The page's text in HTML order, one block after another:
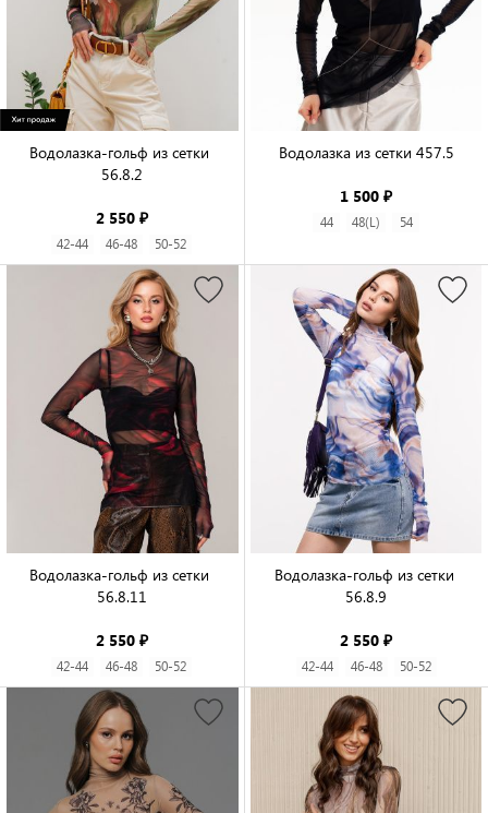
Водолазка-гольф из сетки
56.8.2
2 550 ₽
42-44 46-48 50-52
Водолазка из сетки 457.5
1 500 ₽
44 48(L) 54
Водолазка-гольф из сетки
56.8.11
2 550 ₽
42-44 46-48 50-52
Водолазка-гольф из сетки
56.8.9
2 550 ₽
42-44 46-48 50-52